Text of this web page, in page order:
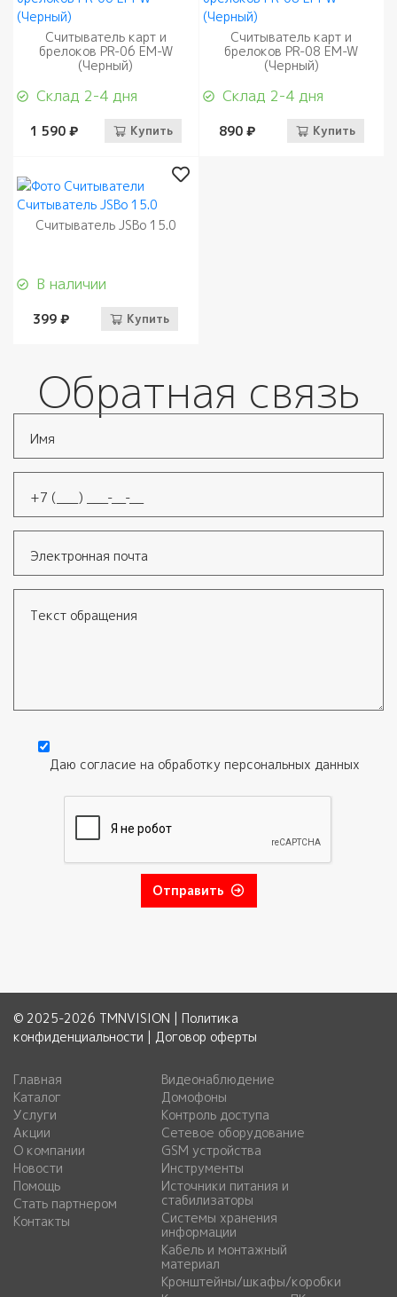
Считыватель карт и
брелоков PR-06 EM-W
(Черный)
Склад 2-4 дня
1 590 ₽ Купить
Считыватель карт и
брелоков PR-08 EM-W
(Черный)
Склад 2-4 дня
890 ₽ Купить
Считыватель JSBo 15.0
В наличии
399 ₽ Купить
Обратная связь
Даю согласие на обработку персональных данных
Отправить
© 2025-2026 TMNVISION | Политика
конфиденциальности | Договор оферты
Главная
Каталог
Услуги
Акции
О компании
Новости
Помощь
Стать партнером
Контакты
Видеонаблюдение
Домофоны
Контроль доступа
Сетевое оборудование
GSM устройства
Инструменты
Источники питания и
стабилизаторы
Системы хранения
информации
Кабель и монтажный
материал
Кронштейны/шкафы/коробки